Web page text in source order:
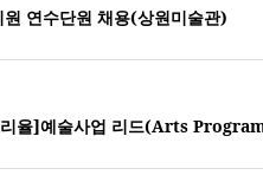
연수단원 채용(상원미술관)
율]예술사업 리드(Arts